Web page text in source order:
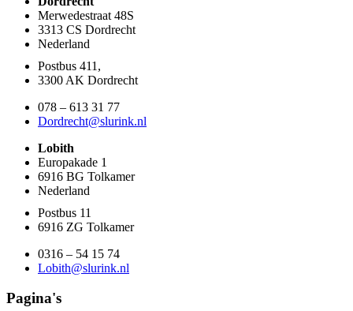
Merwedestraat 48S
3313 CS Dordrecht
Nederland
Postbus 411,
3300 AK Dordrecht
078 – 613 31 77
Dordrecht@slurink.nl
Lobith
Europakade 1
6916 BG Tolkamer
Nederland
Postbus 11
6916 ZG Tolkamer
0316 – 54 15 74
Lobith@slurink.nl
Pagina's